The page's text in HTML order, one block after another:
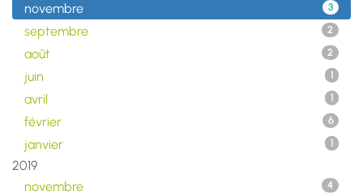
novembre 3
septembre 2
août 2
juin 1
avril 1
février 6
janvier 1
2019
novembre
4